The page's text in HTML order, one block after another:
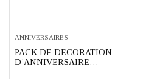
ANNIVERSAIRES
PACK DE DECORATION
D’ANNIVERSAIRE